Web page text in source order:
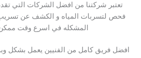
تعتبر شركتنا من افضل الشركات التي
فحص لتسربات المياه و الكشف عن
المشكله في اسرع وقت
افضل فريق كامل من الفنيين يعمل بشكل